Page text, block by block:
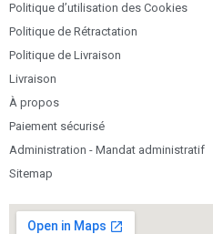
Politique d’utilisation des Cookies
Politique de Rétractation
Politique de Livraison
Livraison
À propos
Paiement sécurisé
Administration - Mandat administratif
Sitemap